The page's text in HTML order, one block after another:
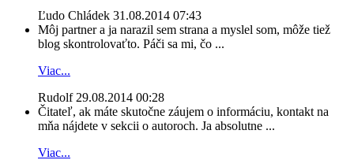
Ľudo Chládek 31.08.2014 07:43
Môj partner a ja narazil sem strana a myslel som, môže tiež
blog skontrolovaťto. Páči sa mi, čo ...
Viac...
Rudolf 29.08.2014 00:28
Čitateľ, ak máte skutočne záujem o informáciu, kontakt na
mňa nájdete v sekcii o autoroch. Ja absolutne ...
Viac...